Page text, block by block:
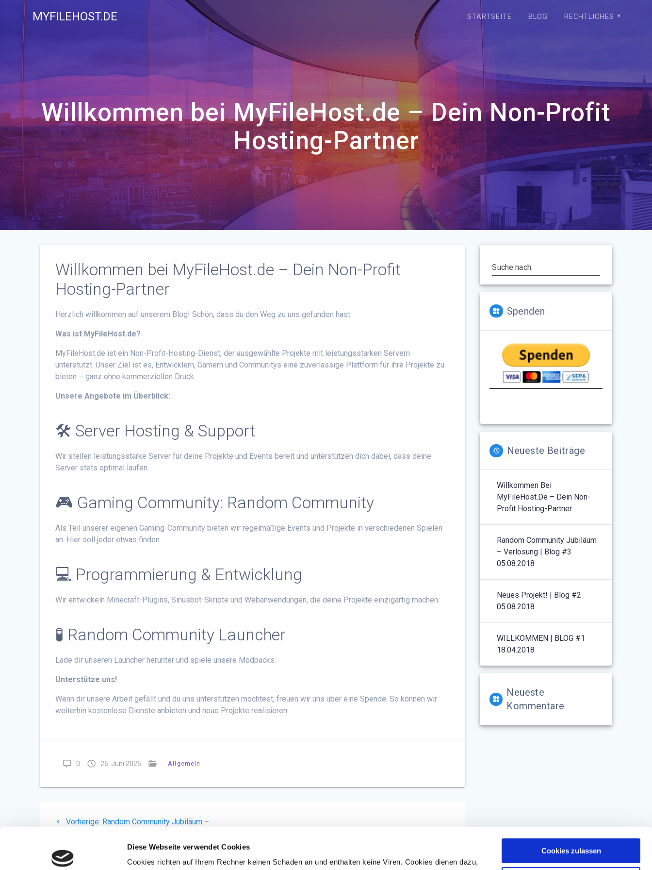
Diese Webseite verwendet Cookies
Cookies richten auf Ihrem Rechner keinen Schaden an und enthalten keine Viren. Cookies dienen dazu,
Cookies zulassen
springen
MYFILEHOST.DE STARTSEITE BLOG RECHTLICHES
Willkommen bei MyFileHost.de – Dein Non-Profit
Hosting-Partner
Willkommen bei MyFileHost.de – Dein Non-Profit
Hosting-Partner
Herzlich willkommen auf unserem Blog! Schön, dass du den Weg zu uns gefunden hast.
Was ist MyFileHost.de?
MyFileHost.de ist ein Non-Profit-Hosting-Dienst, der ausgewählte Projekte mit leistungsstarken Servern
unterstützt. Unser Ziel ist es, Entwicklern, Gamern und Communitys eine zuverlässige Plattform für ihre Projekte zu
bieten – ganz ohne kommerziellen Druck.
Unsere Angebote im Überblick:
🛠️ Server Hosting & Support
Wir stellen leistungsstarke Server für deine Projekte und Events bereit und unterstützen dich dabei, dass deine
Server stets optimal laufen.
🎮 Gaming Community: Random Community
Als Teil unserer eigenen Gaming-Community bieten wir regelmäßige Events und Projekte in verschiedenen Spielen
an. Hier soll jeder etwas finden.
💻 Programmierung & Entwicklung
Wir entwickeln Minecraft-Plugins, Sinusbot-Skripte und Webanwendungen, die deine Projekte einzigartig machen.
🧪 Random Community Launcher
Lade dir unseren Launcher herunter und spiele unsere Modpacks.
Unterstütze uns!
Wenn dir unsere Arbeit gefällt und du uns unterstützen möchtest, freuen wir uns über eine Spende. So können wir
weiterhin kostenlose Dienste anbieten und neue Projekte realisieren.
0 26. Juni 2025 Allgemein
Beitragsnavigation
Vorherige: Vorheriger
Random Community Jubiläum –
Suche nach:
Spenden
Neueste Beiträge
Willkommen Bei
MyFileHost.de – Dein Non-
Profit Hosting-Partner
Random Community Jubiläum
– Verlosung | Blog #3
05.08.2018
Neues Projekt! | Blog #2
05.08.2018
WILLKOMMEN | BLOG #1
18.04.2018
Neueste
Kommentare